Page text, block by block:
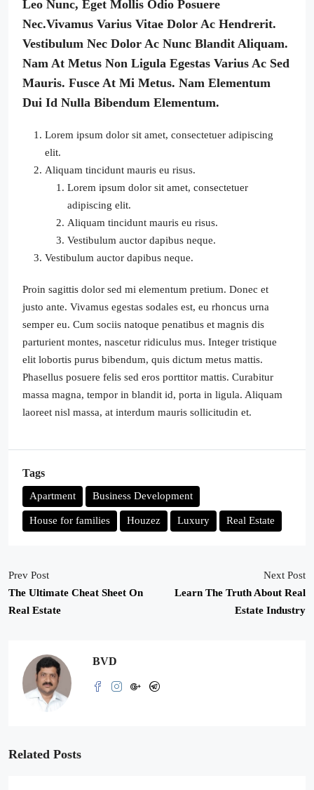
Leo Nunc, Eget Mollis Odio Posuere
Nec.Vivamus Varius Vitae Dolor Ac Hendrerit.
Vestibulum Nec Dolor Ac Nunc Blandit Aliquam.
Nam At Metus Non Ligula Egestas Varius Ac Sed
Mauris. Fusce At Mi Metus. Nam Elementum
Dui Id Nulla Bibendum Elementum.
Lorem ipsum dolor sit amet, consectetuer adipiscing
elit.
Aliquam tincidunt mauris eu risus.
Lorem ipsum dolor sit amet, consectetuer
adipiscing elit.
Aliquam tincidunt mauris eu risus.
Vestibulum auctor dapibus neque.
Vestibulum auctor dapibus neque.
Proin sagittis dolor sed mi elementum pretium. Donec et
justo ante. Vivamus egestas sodales est, eu rhoncus urna
semper eu. Cum sociis natoque penatibus et magnis dis
parturient montes, nascetur ridiculus mus. Integer tristique
elit lobortis purus bibendum, quis dictum metus mattis.
Phasellus posuere felis sed eros porttitor mattis. Curabitur
massa magna, tempor in blandit id, porta in ligula. Aliquam
laoreet nisl massa, at interdum mauris sollicitudin et.
Tags
Apartment Business Development
House for families Houzez Luxury Real Estate
Prev Post
The Ultimate Cheat Sheet On
Real Estate
Next Post
Learn The Truth About Real
Estate Industry
BVD
Related Posts